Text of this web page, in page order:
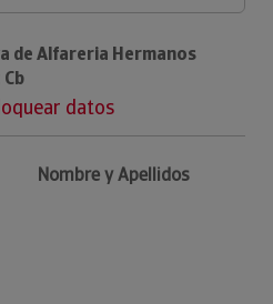
de Alfareria Hermanos
datos
Nombre y Apellidos